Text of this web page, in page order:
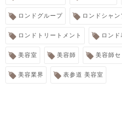
ロンドグループ ロンドシャン
ロンドトリートメント ロンド
美容室 美容師 美容師セ
美容業界 表参道 美容室